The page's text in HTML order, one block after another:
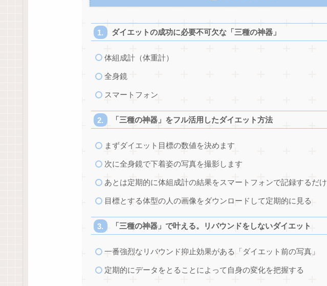
ダイエットの成功に必要不可欠な「三種の神器」
体組成計（体重計）
全身鏡
スマートフォン
「三種の神器」をフル活用したダイエット方法
まずダイエット目標の数値を決めます
次に全身鏡で下着姿の写真を撮影します
あとは定期的に体組成計の結果をスマートフォンで記録するだけ
目標とする体型の人の画像をダウンロードして定期的に見る
「三種の神器」で叶える。リバウンドをしないダイエット
一番強烈なリバウンド抑止効果がある「ダイエット前の写真」
定期的にデータをとることによって自身の変化を把握する